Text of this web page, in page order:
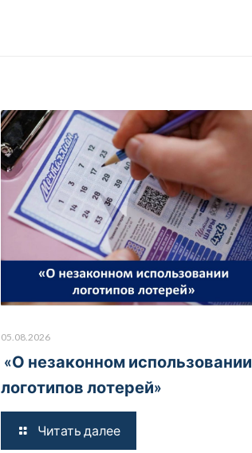
05.08.2026
«О незаконном использовании
логотипов лотерей»
Читать далее